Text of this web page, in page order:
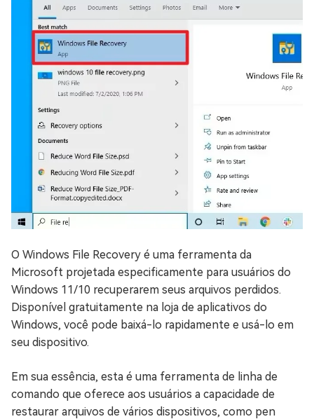
O Windows File Recovery é uma ferramenta da
Microsoft projetada especificamente para usuários do
Windows 11/10 recuperarem seus arquivos perdidos.
Disponível gratuitamente na loja de aplicativos do
Windows, você pode baixá-lo rapidamente e usá-lo em
seu dispositivo.
Em sua essência, esta é uma ferramenta de linha de
comando que oferece aos usuários a capacidade de
restaurar arquivos de vários dispositivos, como pen